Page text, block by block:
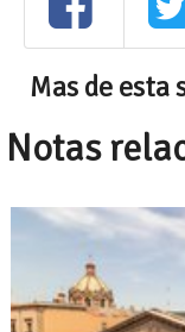
Mas de esta
Notas